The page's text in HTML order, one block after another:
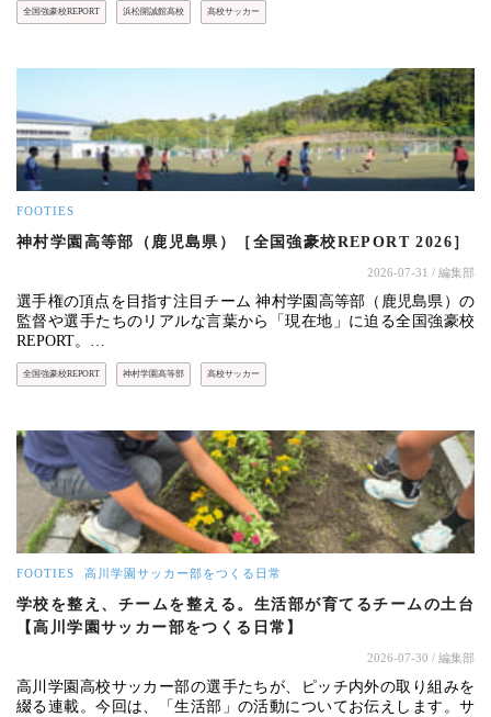
全国強豪校REPORT 浜松開誠館高校 高校サッカー
FOOTIES
神村学園高等部（鹿児島県）［全国強豪校REPORT 2026］
2026-07-31 / 編集部
選手権の頂点を目指す注目チーム 神村学園高等部（鹿児島県）の
監督や選手たちのリアルな言葉から「現在地」に迫る全国強豪校
REPORT。…
全国強豪校REPORT 神村学園高等部 高校サッカー
FOOTIES 高川学園サッカー部をつくる日常
学校を整え、チームを整える。生活部が育てるチームの土台
【高川学園サッカー部をつくる日常】
2026-07-30 / 編集部
高川学園高校サッカー部の選手たちが、ピッチ内外の取り組みを
綴る連載。今回は、「生活部」の活動についてお伝えします。サ